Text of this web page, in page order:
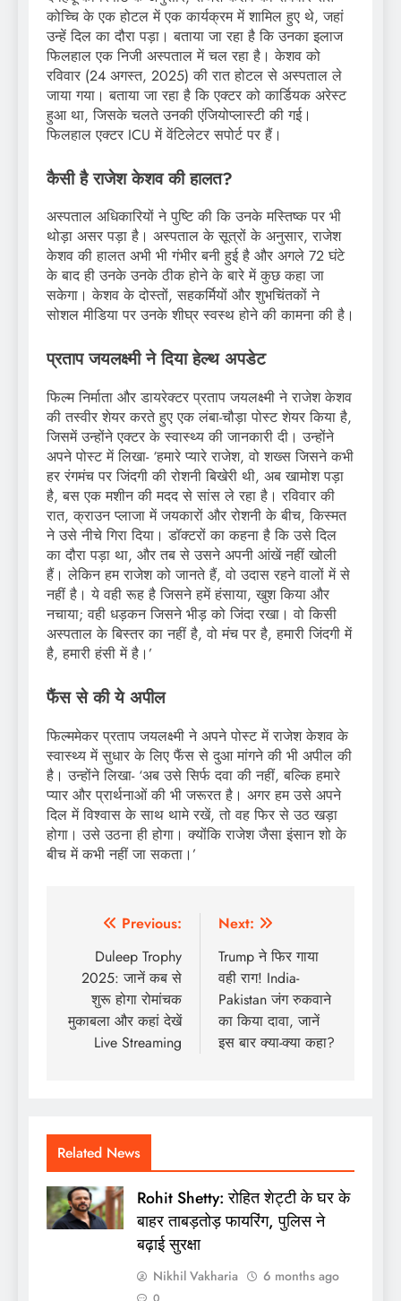
कोच्चि के एक होटल में एक कार्यक्रम में शामिल हुए थे, जहां
उन्हें दिल का दौरा पड़ा। बताया जा रहा है कि उनका इलाज
फिलहाल एक निजी अस्पताल में चल रहा है। केशव को
रविवार (24 अगस्त, 2025) की रात होटल से अस्पताल ले
जाया गया। बताया जा रहा है कि एक्टर को कार्डियक अरेस्ट
हुआ था, जिसके चलते उनकी एंजियोप्लास्टी की गई।
फिलहाल एक्टर ICU में वेंटिलेटर सपोर्ट पर हैं।
कैसी है राजेश केशव की हालत?
अस्पताल अधिकारियों ने पुष्टि की कि उनके मस्तिष्क पर भी
थोड़ा असर पड़ा है। अस्पताल के सूत्रों के अनुसार, राजेश
केशव की हालत अभी भी गंभीर बनी हुई है और अगले 72 घंटे
के बाद ही उनके उनके ठीक होने के बारे में कुछ कहा जा
सकेगा। केशव के दोस्तों, सहकर्मियों और शुभचिंतकों ने
सोशल मीडिया पर उनके शीघ्र स्वस्थ होने की कामना की है।
प्रताप जयलक्ष्मी ने दिया हेल्थ अपडेट
फिल्म निर्माता और डायरेक्टर प्रताप जयलक्ष्मी ने राजेश केशव
की तस्वीर शेयर करते हुए एक लंबा-चौड़ा पोस्ट शेयर किया है,
जिसमें उन्होंने एक्टर के स्वास्थ्य की जानकारी दी। उन्होंने
अपने पोस्ट में लिखा- ‘हमारे प्यारे राजेश, वो शख्स जिसने कभी
हर रंगमंच पर जिंदगी की रोशनी बिखेरी थी, अब खामोश पड़ा
है, बस एक मशीन की मदद से सांस ले रहा है। रविवार की
रात, क्राउन प्लाजा में जयकारों और रोशनी के बीच, किस्मत
ने उसे नीचे गिरा दिया। डॉक्टरों का कहना है कि उसे दिल
का दौरा पड़ा था, और तब से उसने अपनी आंखें नहीं खोली
हैं। लेकिन हम राजेश को जानते हैं, वो उदास रहने वालों में से
नहीं है। ये वही रूह है जिसने हमें हंसाया, खुश किया और
नचाया; वही धड़कन जिसने भीड़ को जिंदा रखा। वो किसी
अस्पताल के बिस्तर का नहीं है, वो मंच पर है, हमारी जिंदगी में
है, हमारी हंसी में है।’
फैंस से की ये अपील
फिल्ममेकर प्रताप जयलक्ष्मी ने अपने पोस्ट में राजेश केशव के
स्वास्थ्य में सुधार के लिए फैंस से दुआ मांगने की भी अपील की
है। उन्होंने लिखा- ‘अब उसे सिर्फ दवा की नहीं, बल्कि हमारे
प्यार और प्रार्थनाओं की भी जरूरत है। अगर हम उसे अपने
दिल में विश्वास के साथ थामे रखें, तो वह फिर से उठ खड़ा
होगा। उसे उठना ही होगा। क्योंकि राजेश जैसा इंसान शो के
बीच में कभी नहीं जा सकता।’
Post
navigation
Previous:
Duleep Trophy
2025: जानें कब से
शुरू होगा रोमांचक
मुकाबला और कहां देखें
Live Streaming
Next:
Trump ने फिर गाया
वही राग! India-
Pakistan जंग रुकवाने
का किया दावा, जानें
इस बार क्या-क्या कहा?
Related News
Rohit Shetty: रोहित शेट्टी के घर के
बाहर ताबड़तोड़ फायरिंग, पुलिस ने
बढ़ाई सुरक्षा
Nikhil Vakharia 6 months ago